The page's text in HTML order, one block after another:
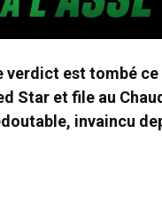
verdict est tombé ce
Star et file au
invaincu